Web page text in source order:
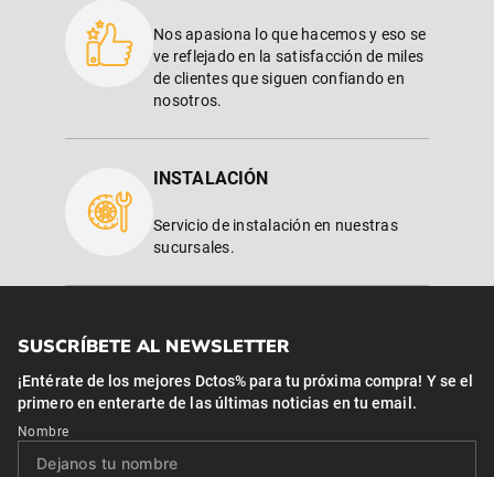
Nos apasiona lo que hacemos y eso se
ve reflejado en la satisfacción de miles
de clientes que siguen confiando en
nosotros.
INSTALACIÓN
Servicio de instalación en nuestras
sucursales.
SUSCRÍBETE AL NEWSLETTER
¡Entérate de los mejores Dctos% para tu próxima compra! Y se el
primero en enterarte de las últimas noticias en tu email.
Nombre